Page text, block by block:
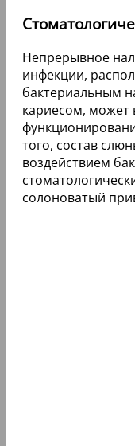
Непрерывное
инфекции,
бактериальным
кариесом, может
того, состав
воздействием
солоноватый